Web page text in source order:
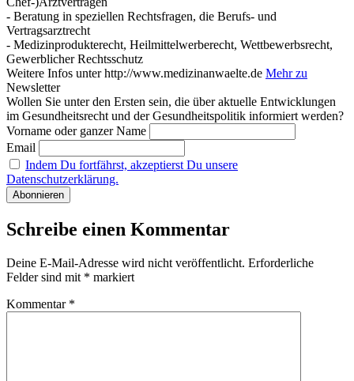
- Beratung in speziellen Rechtsfragen, die Berufs- und
Vertragsarztrecht
- Medizinprodukterecht, Heilmittelwerberecht, Wettbewerbsrecht,
Gewerblicher Rechtsschutz
Weitere Infos unter http://www.medizinanwaelte.de Mehr zu
Newsletter
Wollen Sie unter den Ersten sein, die über aktuelle Entwicklungen
im Gesundheitsrecht und der Gesundheitspolitik informiert werden?
Vorname oder ganzer Name
Email
Indem Du fortfährst, akzeptierst Du unsere
Datenschutzerklärung.
Schreibe einen Kommentar
Deine E-Mail-Adresse wird nicht veröffentlicht. Erforderliche
Felder sind mit * markiert
Kommentar *